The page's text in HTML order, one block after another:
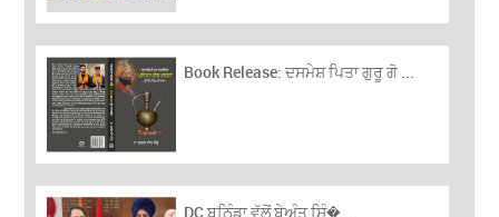
Book Release: ਦਸਮੇਸ਼ ਪਿਤਾ ਗੁਰੂ ਗੋ ...
DC ਬਠਿੰਡਾ ਵੱਲੋਂ ਬੇਅੰਤ ਸਿੰ� ...